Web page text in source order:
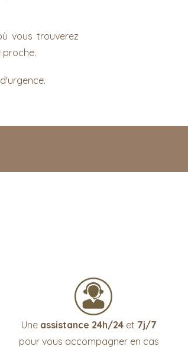
vous trouverez
proche.
Une assistance 24h/24 et 7j/7
pour vous accompagner en cas